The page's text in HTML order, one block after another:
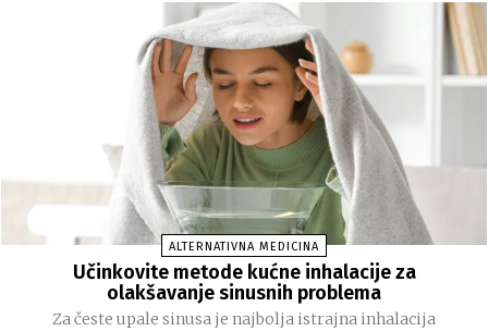
ALTERNATIVNA MEDICINA
Učinkovite metode kućne inhalacije za
olakšavanje sinusnih problema
Za česte upale sinusa je najbolja istrajna inhalacija